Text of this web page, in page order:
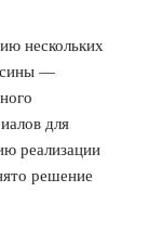
нескольких
—
для
реализации
решение